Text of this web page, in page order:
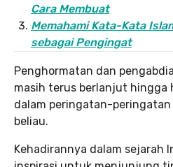
Cara Membuat
Memahami Kata-Kata
sebagai Pengingat
Penghormatan dan
masih terus berlanjut hingga
dalam peringatan-peringatan
beliau.
Kehadirannya dalam sejarah